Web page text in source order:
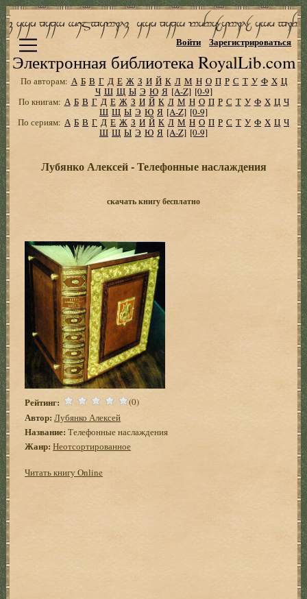
Электронная библиотека RoyalLib.com
Войти Зарегистрироваться
По авторам: А Б В Г Д Е Ж З И Й К Л М Н О П Р С Т У Ф Х Ц
Ч Ш Щ Ы Э Ю Я [A-Z] [0-9]
По книгам: А Б В Г Д Е Ж З И Й К Л М Н О П Р С Т У Ф Х Ц Ч
Ш Щ Ы Э Ю Я [A-Z] [0-9]
По сериям: А Б В Г Д Е Ж З И Й К Л М Н О П Р С Т У Ф Х Ц Ч
Ш Щ Ы Э Ю Я [A-Z] [0-9]
Лубянко Алексей - Телефонные наслаждения
скачать книгу бесплатно
Рейтинг: (0)
Автор: Лубянко Алексей
Название: Телефонные наслаждения
Жанр: Неотсортированное
Читать книгу Online